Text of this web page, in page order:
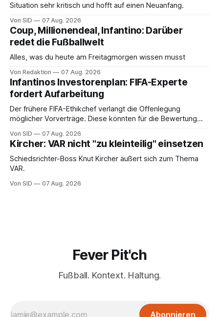
Situation sehr kritisch und hofft auf einen Neuanfang.
Von SID 07 Aug. 2026
Coup, Millionendeal, Infantino: Darüber
redet die Fußballwelt
Alles, was du heute am Freitagmorgen wissen musst
Von Redaktion 07 Aug. 2026
Infantinos Investorenplan: FIFA-Experte
fordert Aufarbeitung
Der frühere FIFA-Ethikchef verlangt die Offenlegung
möglicher Vorverträge. Diese könnten für die Bewertung
Von SID 07 Aug. 2026
Kircher: VAR nicht "zu kleinteilig" einsetzen
Schiedsrichter-Boss Knut Kircher äußert sich zum Thema
VAR.
Von SID 07 Aug. 2026
Fever Pit'ch
Fußball. Kontext. Haltung.
Abonnieren